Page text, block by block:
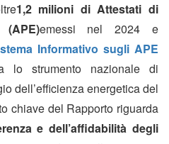
1,2 milioni di Attestati di
(APE)emessi nel 2024 e
Informativo sugli APE
lo strumento nazionale di
dell’efficienza energetica del
chiave del Rapporto riguarda
e dell’affidabilità degli